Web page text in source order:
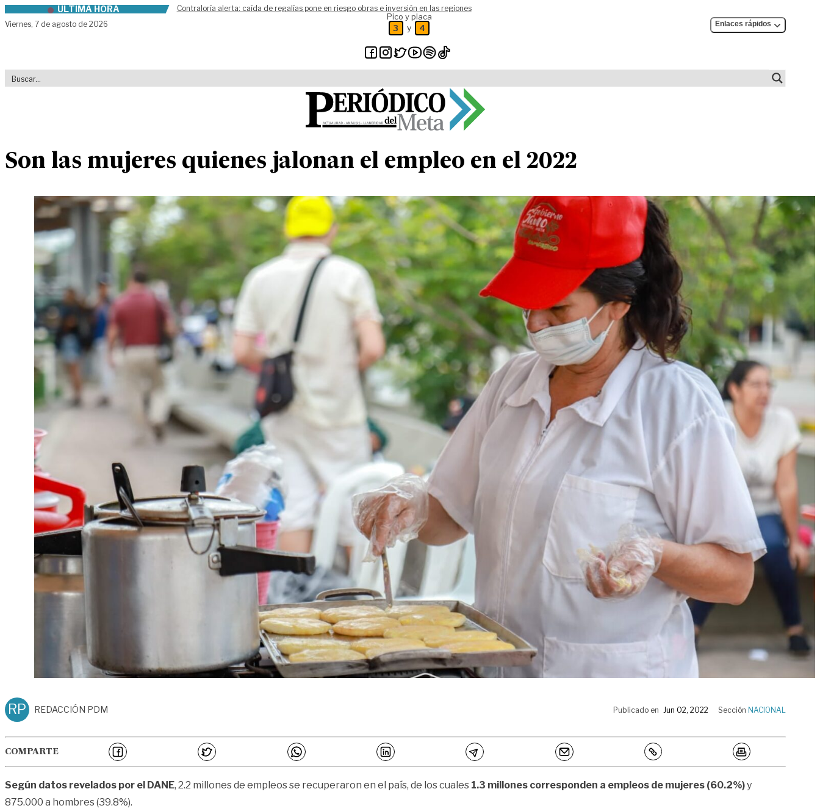
Skip to contentÚLTIMA HORA
Contraloría alerta: caída de regalías pone en riesgo obras e inversión en las regiones
Viernes, 7 de agosto de 2026
Pico y placa
3 y 4 Enlaces rápidos
Son las mujeres quienes jalonan el empleo en el 2022
RP REDACCIÓN PDM Publicado en Jun 02, 2022 Sección NACIONAL
COMPARTE
Según datos revelados por el DANE, 2.2 millones de empleos se recuperaron en el país, de los cuales 1.3 millones corresponden a empleos de mujeres (60.2%)y
875.000 a hombres (39.8%).